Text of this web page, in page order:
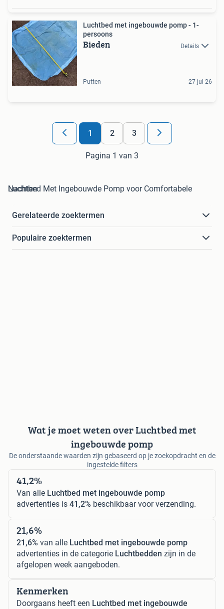
Luchtbed met ingebouwde pomp - 1-
persoons
Bieden Details
Putten 27 jul 26
1 2 3
Pagina 1 van 3
Luchtbed Met Ingebouwde Pomp voor Comfortabele Nachten
Gerelateerde zoektermen
Populaire zoektermen
Wat je moet weten over Luchtbed met
ingebouwde pomp
De onderstaande waarden zijn gebaseerd op je zoekopdracht en de
ingestelde filters
41,2%
Van alle Luchtbed met ingebouwde pomp
advertenties is 41,2% beschikbaar voor verzending.
21,6%
21,6% van alle Luchtbed met ingebouwde pomp
advertenties in de categorie Luchtbedden zijn in de
afgelopen week aangeboden.
Kenmerken
Doorgaans heeft een Luchtbed met ingebouwde